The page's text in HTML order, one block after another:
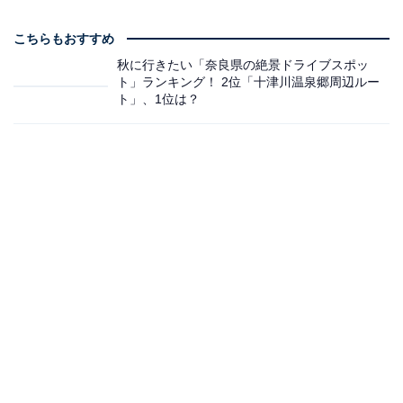
こちらもおすすめ
秋に行きたい「奈良県の絶景ドライブスポッ
ト」ランキング！ 2位「十津川温泉郷周辺ルー
ト」、1位は？